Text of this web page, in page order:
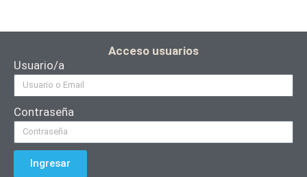
Acceso usuarios
Usuario/a
Contraseña
Ingresar